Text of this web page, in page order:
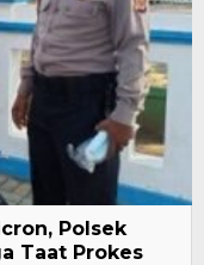
Polsek
Taat Prokes